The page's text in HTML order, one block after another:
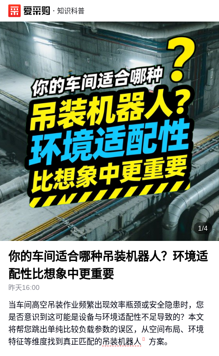
· 知识科普
1/4
你的车间适合哪种吊装机器人？环境适
配性比想象中更重要
昨天16:00
当车间高空吊装作业频繁出现效率瓶颈或安全隐患时，您
是否意识到这可能是设备与环境适配性不足导致的？本文
将帮您跳出单纯比较负载参数的误区，从空间布局、环境
特征等维度找到真正匹配的吊装机器人 方案。